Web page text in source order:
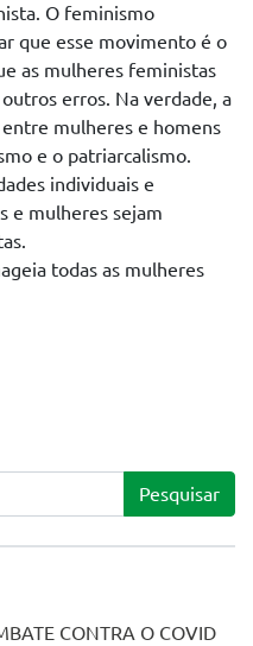
O feminismo
que esse movimento é o
as mulheres feministas
erros. Na verdade, a
mulheres e homens
e o patriarcalismo.
individuais e
e mulheres sejam
todas as mulheres
CONTRA O COVID